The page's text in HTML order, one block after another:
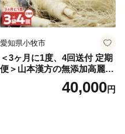
愛知県小牧市
＜3ヶ月に1度、4回送付 定期
便＞山本漢方の無添加高麗人
40,000円